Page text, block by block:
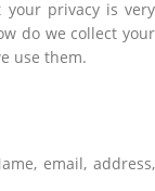
privacy is very
do we collect your
use them.
email, address,